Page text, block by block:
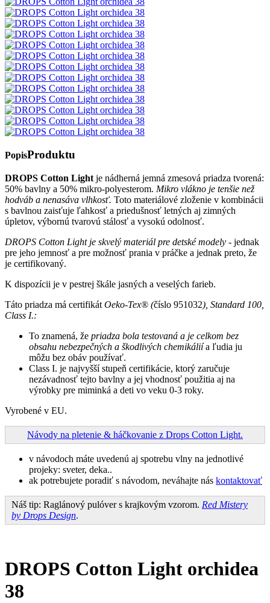
PopisProduktu
DROPS Cotton Light je nádherná jemná zmesová priadza tvorená:
50% bavlny a 50% mikro-polyesterom. Mikro vlákno je tenšie než
hodváb a nenasáva vlhkosť. Toto materiálové zloženie v kombinácii
s bavlnou zaisťuje ľahkosť a priedušnosť letných aj zimných
úpletov, výbornú tvarovú stálosť a vysokú odolnosť.
DROPS Cotton Light je skvelý materiál pre detské modely - jednak
pre jeho jemnosť a pre možnosť prania v práčke a jednak preto, že
je certifikovaný.
K dispozícii je v pestrej škále jasných a veselých farieb.
Táto priadza má certifikát Oeko-Tex® (číslo 951032), Standard 100,
Class I.:
To znamená, že priadza bola testovaná a je celkom bez
obsahu nebezpečných a škodlivých chemikáliía ľudia ju
môžu bez obáv používať.
Class I. je najvyšší stupeň certifikácie, ktorý zaručuje
nezávadnosť tejto bavlny a jej vhodnosť použitia aj na
výrobky pre miminká a deti vo veku 0-3 roky.
Vyrobené v EU.
Návody na pletenie & háčkovanie z Drops Cotton Light.
v návodoch máte uvedenú aj spotrebu vlny na jednotlivé
projeky: sveter, deka..
ak potrebujete poradiť s návodom, neváhajte nás kontaktovať
Náš tip: Raglánový pulóver s krajkovým vzorom. Red Mistery
by Drops Design.
DROPS Cotton Light orchidea
38